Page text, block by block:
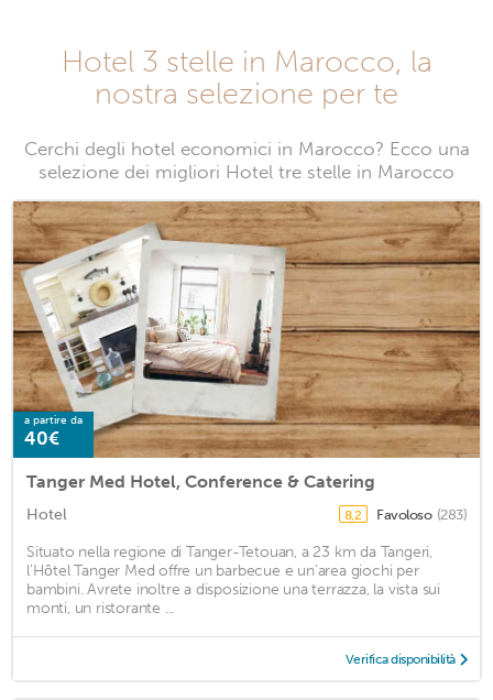
Hotel 3 stelle in Marocco, la
nostra selezione per te
Cerchi degli hotel economici in Marocco? Ecco una
selezione dei migliori Hotel tre stelle in Marocco
a partire da
40€
Tanger Med Hotel, Conference & Catering
Hotel 8,2 Favoloso (283)
Situato nella regione di Tanger-Tetouan, a 23 km da Tangeri,
l'Hôtel Tanger Med offre un barbecue e un'area giochi per
bambini. Avrete inoltre a disposizione una terrazza, la vista sui
monti, un ristorante ...
Verifica disponibilità